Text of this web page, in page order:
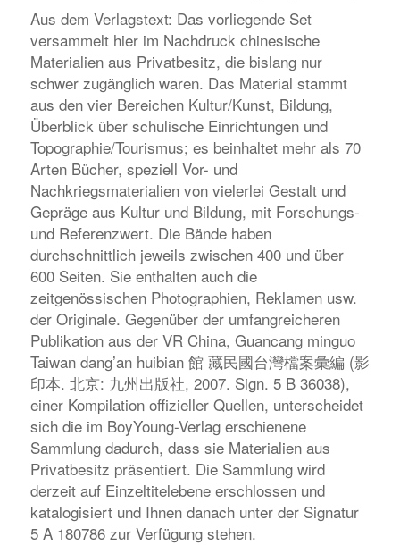
Aus dem Verlagstext: Das vorliegende Set
versammelt hier im Nachdruck chinesische
Materialien aus Privatbesitz, die bislang nur
schwer zugänglich waren. Das Material stammt
aus den vier Bereichen Kultur/Kunst, Bildung,
Überblick über schulische Einrichtungen und
Topographie/Tourismus; es beinhaltet mehr als 70
Arten Bücher, speziell Vor- und
Nachkriegsmaterialien von vielerlei Gestalt und
Gepräge aus Kultur und Bildung, mit Forschungs-
und Referenzwert. Die Bände haben
durchschnittlich jeweils zwischen 400 und über
600 Seiten. Sie enthalten auch die
zeitgenössischen Photographien, Reklamen usw.
der Originale. Gegenüber der umfangreicheren
Publikation aus der VR China, Guancang minguo
Taiwan dang’an huibian館 藏民國台灣檔案彙編 (影
印本. 北京: 九州出版社, 2007. Sign. 5 B 36038),
einer Kompilation offizieller Quellen, unterscheidet
sich die im BoyYoung-Verlag erschienene
Sammlung dadurch, dass sie Materialien aus
Privatbesitz präsentiert. Die Sammlung wird
derzeit auf Einzeltitelebene erschlossen und
katalogisiert und Ihnen danach unter der Signatur
5 A 180786 zur Verfügung stehen.